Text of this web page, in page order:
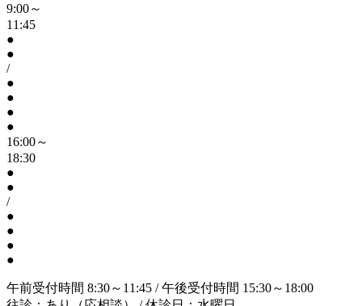
9:00～
11:45
●
●
/
●
●
●
●
16:00～
18:30
●
●
/
●
●
●
●
午前受付時間 8:30～11:45 / 午後受付時間 15:30～18:00